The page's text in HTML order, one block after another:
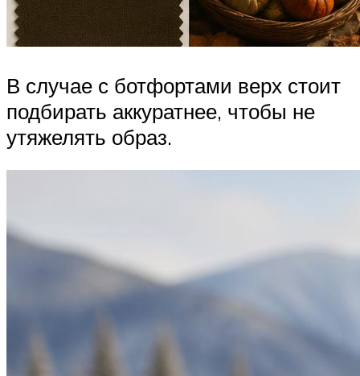
В случае с ботфортами верх стоит
подбирать аккуратнее, чтобы не
утяжелять образ.